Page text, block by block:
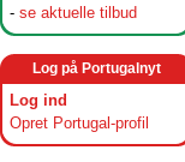
- se aktuelle tilbud
Log på Portugalnyt
Log ind
Opret Portugal-profil